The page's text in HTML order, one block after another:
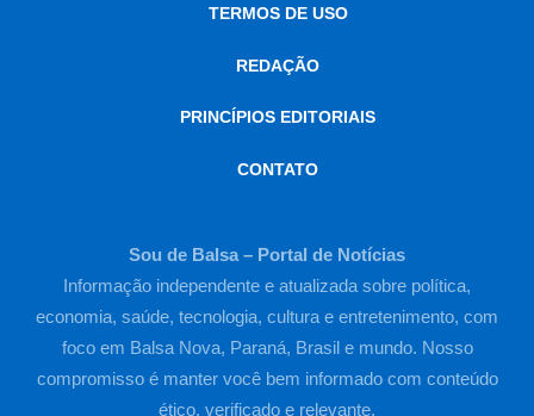
TERMOS DE USO
REDAÇÃO
PRINCÍPIOS EDITORIAIS
CONTATO
Sou de Balsa – Portal de Notícias
Informação independente e atualizada sobre política,
economia, saúde, tecnologia, cultura e entretenimento, com
foco em Balsa Nova, Paraná, Brasil e mundo. Nosso
compromisso é manter você bem informado com conteúdo
ético, verificado e relevante.